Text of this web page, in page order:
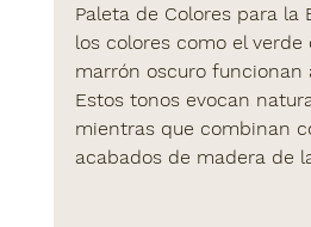
Paleta de Colores para la
los colores como el verde
marrón oscuro funcionan
Estos tonos evocan
mientras que combinan
acabados de madera de